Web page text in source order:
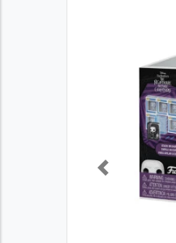
Previous